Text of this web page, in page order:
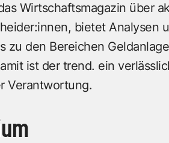
Wirtschaftsmagazin über
bietet Analysen
den Bereichen
ist der trend. ein
Verantwortung.